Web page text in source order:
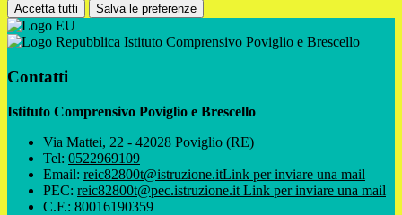
Accetta tutti Salva le preferenze
Istituto Comprensivo Poviglio e Brescello
Contatti
Istituto Comprensivo Poviglio e Brescello
Via Mattei, 22 - 42028 Poviglio (RE)
Tel: 0522969109
Email: reic82800t@istruzione.itLink per inviare una mail
PEC: reic82800t@pec.istruzione.it Link per inviare una mail
C.F.: 80016190359